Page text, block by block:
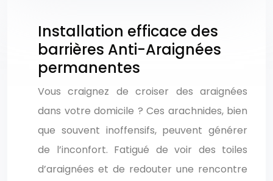
Installation efficace des
barrières Anti-Araignées
permanentes
Vous craignez de croiser des araignées
dans votre domicile ? Ces arachnides, bien
que souvent inoffensifs, peuvent générer
de l’inconfort. Fatigué de voir des toiles
d’araignées et de redouter une rencontre